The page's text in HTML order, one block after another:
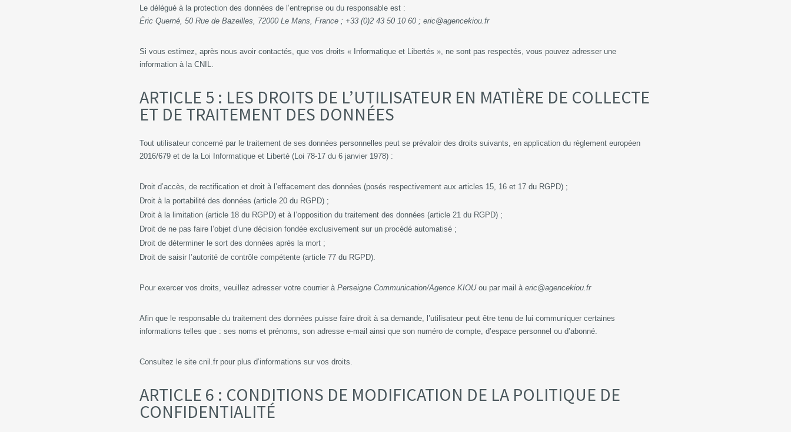
Le délégué à la protection des données de l’entreprise ou du responsable est :
Éric Querné, 50 Rue de Bazeilles, 72000 Le Mans, France ; +33 (0)2 43 50 10 60 ; eric@agencekiou.fr
Si vous estimez, après nous avoir contactés, que vos droits « Informatique et Libertés », ne sont pas respectés, vous pouvez adresser une
information à la CNIL.
ARTICLE 5 : LES DROITS DE L’UTILISATEUR EN MATIÈRE DE COLLECTE
ET DE TRAITEMENT DES DONNÉES
Tout utilisateur concerné par le traitement de ses données personnelles peut se prévaloir des droits suivants, en application du règlement européen
2016/679 et de la Loi Informatique et Liberté (Loi 78-17 du 6 janvier 1978) :
Droit d’accès, de rectification et droit à l’effacement des données (posés respectivement aux articles 15, 16 et 17 du RGPD) ;
Droit à la portabilité des données (article 20 du RGPD) ;
Droit à la limitation (article 18 du RGPD) et à l’opposition du traitement des données (article 21 du RGPD) ;
Droit de ne pas faire l’objet d’une décision fondée exclusivement sur un procédé automatisé ;
Droit de déterminer le sort des données après la mort ;
Droit de saisir l’autorité de contrôle compétente (article 77 du RGPD).
Pour exercer vos droits, veuillez adresser votre courrier à Perseigne Communication/Agence KIOUou par mail à eric@agencekiou.fr
Afin que le responsable du traitement des données puisse faire droit à sa demande, l’utilisateur peut être tenu de lui communiquer certaines
informations telles que : ses noms et prénoms, son adresse e-mail ainsi que son numéro de compte, d’espace personnel ou d’abonné.
Consultez le site cnil.fr pour plus d’informations sur vos droits.
ARTICLE 6 : CONDITIONS DE MODIFICATION DE LA POLITIQUE DE
CONFIDENTIALITÉ